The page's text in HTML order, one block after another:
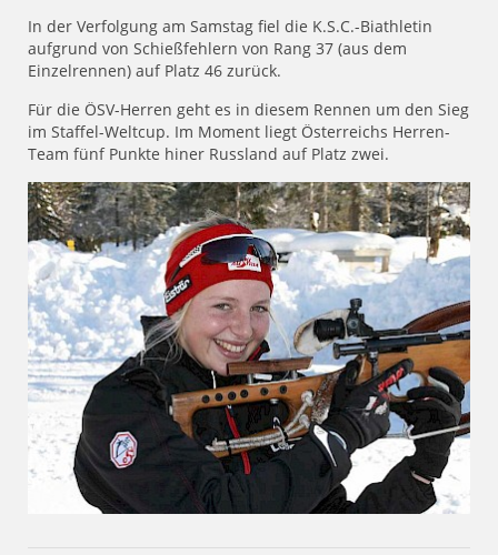
In der Verfolgung am Samstag fiel die K.S.C.-Biathletin
aufgrund von Schießfehlern von Rang 37 (aus dem
Einzelrennen) auf Platz 46 zurück.
Für die ÖSV-Herren geht es in diesem Rennen um den Sieg
im Staffel-Weltcup. Im Moment liegt Österreichs Herren-
Team fünf Punkte hiner Russland auf Platz zwei.